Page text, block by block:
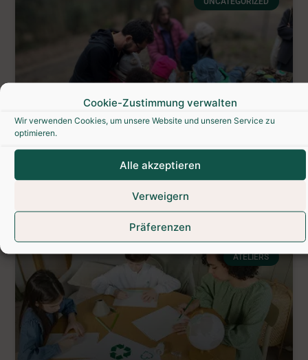
Cookie-Zustimmung verwalten
Wir verwenden Cookies, um unsere Website und unseren Service zu
optimieren.
Alle akzeptieren
Verweigern
Präferenzen
Outdoor-Fluchtspiel
Keine Kommentare
ATELIERS